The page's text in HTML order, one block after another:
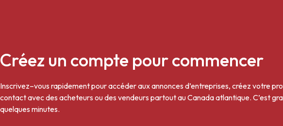
Créez un compte pour commencer
Inscrivez–vous rapidement pour accéder aux annonces d’entreprises, créez votre
contact avec des acheteurs ou des vendeurs partout au Canada atlantique. C’est
quelques minutes.